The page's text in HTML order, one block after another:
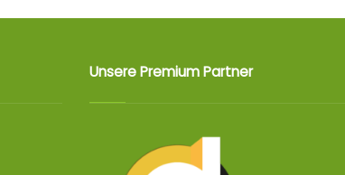
Unsere Premium Partner